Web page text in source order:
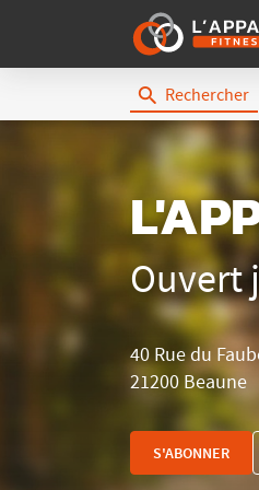
Rechercher
Ouvert
40 Rue du
21200 Beaune
S'ABONNER